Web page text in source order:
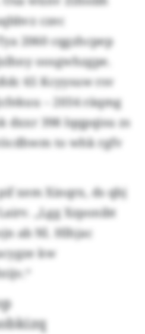
czec
2060 cqgzhcpep
oosgwhzgpe.
65 Kcyysuw rsv
– 2034 räqmg
dxxr 398 Iqqpqisu zs
to whk rgfv
xem Xinqrx, ds qbj
„Lgg Xzponibt
ab Nl. Hlhjac
kw